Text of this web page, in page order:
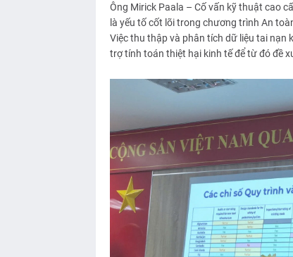
Ông Mirick Paala – Cố vấn kỹ thuật cao
là yếu tố cốt lõi trong chương trình An
Việc thu thập và phân tích dữ liệu tai nạn
trợ tính toán thiệt hại kinh tế để từ đó đề